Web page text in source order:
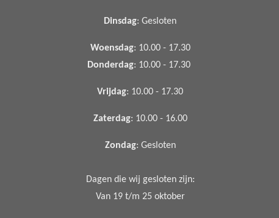
Dinsdag: Gesloten
Woensdag: 10.00 - 17.30
Donderdag: 10.00 - 17.30
Vrijdag: 10.00 - 17.30
Zaterdag: 10.00 - 16.00
Zondag: Gesloten
Dagen die wij gesloten zijn:
Van 19 t/m 25 oktober